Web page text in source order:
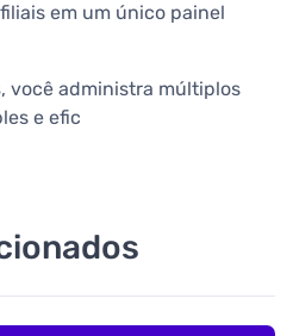
em um único painel
, você administra múltiplos
e efic